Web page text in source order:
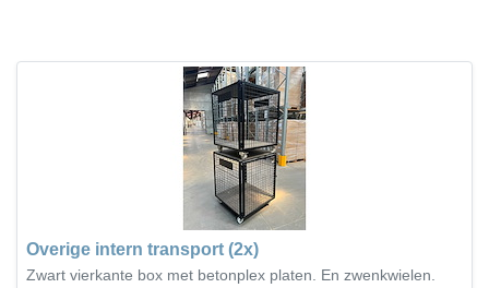
Overige intern transport (2x)
Zwart vierkante box met betonplex platen. En zwenkwielen.